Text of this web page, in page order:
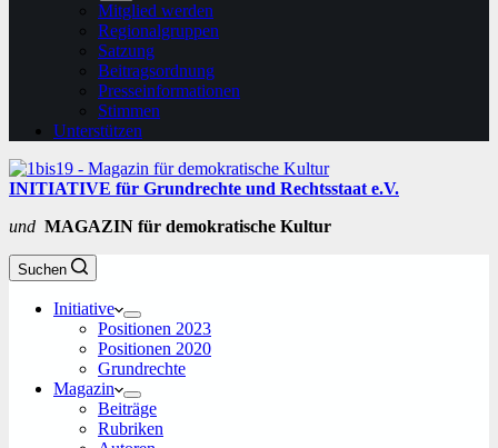
Mitglied werden
Regionalgruppen
Satzung
Beitragsordnung
Presseinformationen
Stimmen
Unterstützen
INITIATIVE für Grundrechte und Rechtsstaat e.V.
und MAGAZIN für demokratische Kultur
Suchen
Initiative
Positionen 2023
Positionen 2020
Grundrechte
Magazin
Beiträge
Rubriken